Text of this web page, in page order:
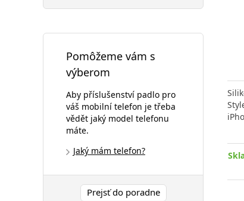
Pomôžeme vám s
výberom
Aby příslušenství padlo pro
váš mobilní telefon je třeba
vědět jaký model telefonu
máte.
Jaký mám telefon?
Prejsť do poradne